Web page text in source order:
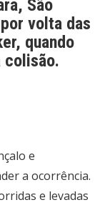
São
volta das
quando
colisão.
e
a ocorrência.
e levadas